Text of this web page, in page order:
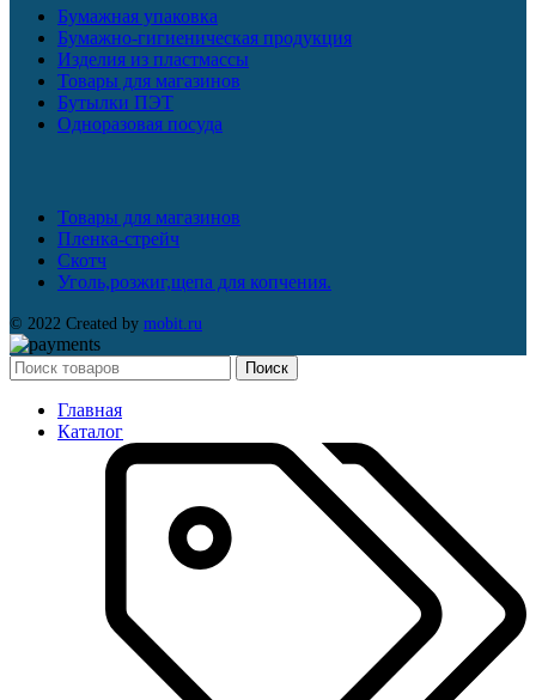
Бумажная упаковка
Бумажно-гигиеническая продукция
Изделия из пластмассы
Товары для магазинов
Бутылки ПЭТ
Одноразовая посуда
Товары для магазинов
Пленка-стрейч
Скотч
Уголь,розжиг,щепа для копчения.
© 2022 Created by mobit.ru
Поиск
Главная
Каталог